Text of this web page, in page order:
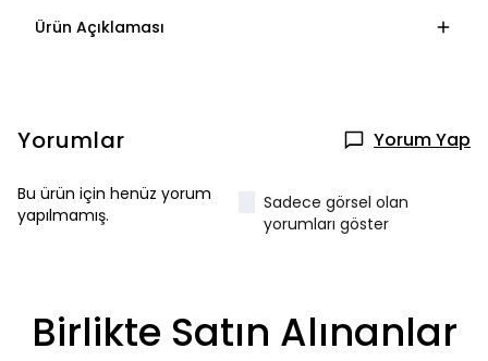
Ürün Açıklaması
Yorumlar Yorum Yap
Bu ürün için henüz yorum
yapılmamış.
Sadece görsel olan
yorumları göster
Birlikte Satın Alınanlar